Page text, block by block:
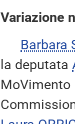
Variazione
Barbara
la deputata
MoVimento